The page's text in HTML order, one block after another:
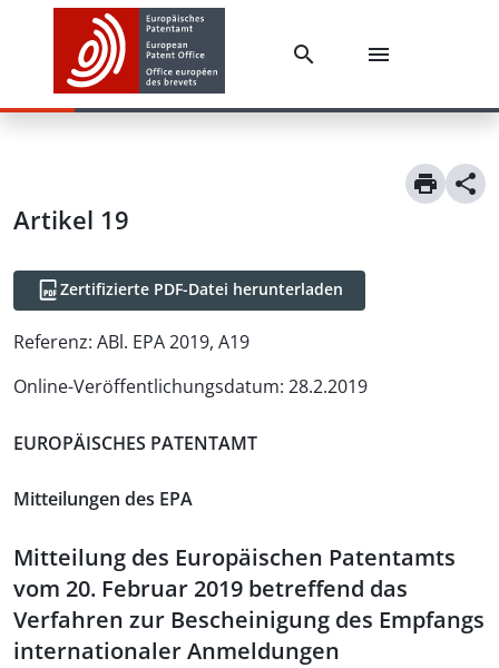
Artikel 19
Zertifizierte PDF-Datei herunterladen
Referenz: ABl. EPA 2019, A19
Online-Veröffentlichungsdatum: 28.2.2019
EUROPÄISCHES PATENTAMT
Mitteilungen des EPA
Mitteilung des Europäischen Patentamts
vom 20. Februar 2019 betreffend das
Verfahren zur Bescheinigung des Empfangs
internationaler Anmeldungen